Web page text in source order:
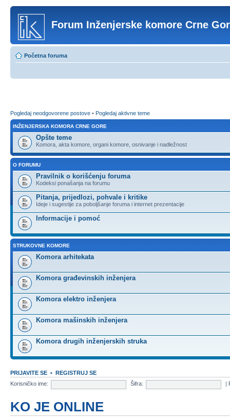
Forum Inženjerske komore Crne
Početna foruma
Pogledaj neodgovorene postove • Pogledaj aktivne teme
INŽENJERSKA KOMORA CRNE GORE
Opšte teme
Komora, akta komore, organi komore, osnivanje i nadležnost
O FORUMU
Pravilnik o korišćenju foruma
Kodeksi ponašanja na forumu
Pitanja, prijedlozi, pohvale i kritike
Ideje i sugestije za poboljšanje foruma i internet prezentacije
Informacije i pomoć
STRUKOVNE KOMORE
Komora arhitekata
Komora građevinskih inženjera
Komora elektro inženjera
Komora mašinskih inženjera
Komora drugih inženjerskih struka
PRIJAVITE SE • REGISTRUJ SE
Korisničko ime:
Šifra:
KO JE ONLINE